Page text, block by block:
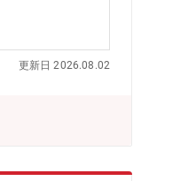
ディアを融合し
と最適化推進
ブランディング
迅速なPDCAサ
組んでいます。
更新日 2026.08.02